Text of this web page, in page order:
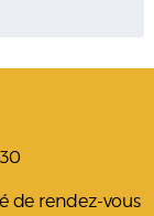
de rendez-vous